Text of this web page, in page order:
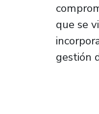
que se
gestión